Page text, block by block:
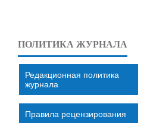
ПОЛИТИКА ЖУРНАЛА
Редакционная политика
журнала
Правила рецензирования